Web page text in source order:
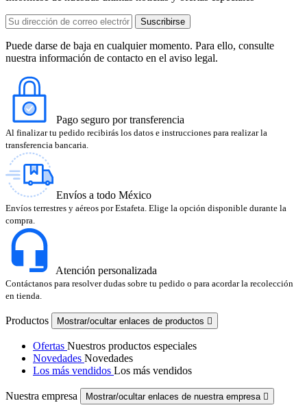
Puede darse de baja en cualquier momento. Para ello, consulte
nuestra información de contacto en el aviso legal.
Pago seguro por transferencia
Al finalizar tu pedido recibirás los datos e instrucciones para realizar la
transferencia bancaria.
Envíos a todo México
Envíos terrestres y aéreos por Estafeta. Elige la opción disponible durante la
compra.
Atención personalizada
Contáctanos para resolver dudas sobre tu pedido o para acordar la recolección
en tienda.
Productos Mostrar/ocultar enlaces de productos 
Ofertas Nuestros productos especiales
Novedades Novedades
Los más vendidos Los más vendidos
Nuestra empresa Mostrar/ocultar enlaces de nuestra empresa 